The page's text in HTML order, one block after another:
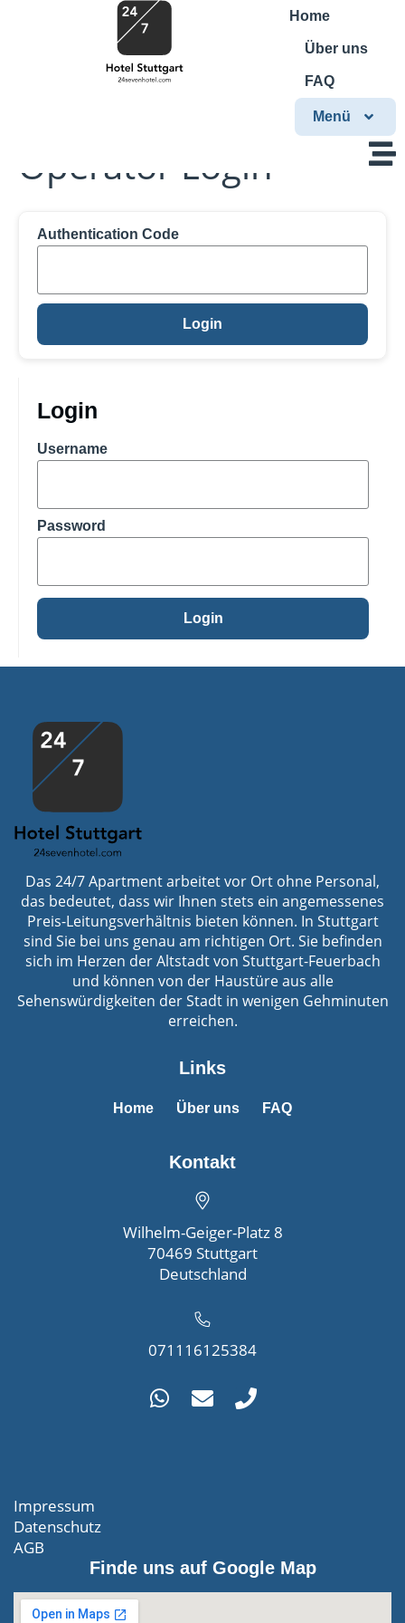
Home
Über uns
FAQ
Menü
Operator Login
Authentication Code
Login
Username
Password
Das 24/7 Apartment arbeitet vor Ort ohne Personal,
das bedeutet, dass wir Ihnen stets ein angemessenes
Preis-Leitungsverhältnis bieten können. In Stuttgart
sind Sie bei uns genau am richtigen Ort. Sie befinden
sich im Herzen der Altstadt von Stuttgart-Feuerbach
und können von der Haustüre aus alle
Sehenswürdigkeiten der Stadt in wenigen Gehminuten
erreichen.
Links
Home Über uns FAQ
Kontakt
Wilhelm-Geiger-Platz 8
70469 Stuttgart
Deutschland
071116125384
Impressum
Datenschutz
AGB
Finde uns auf Google Map